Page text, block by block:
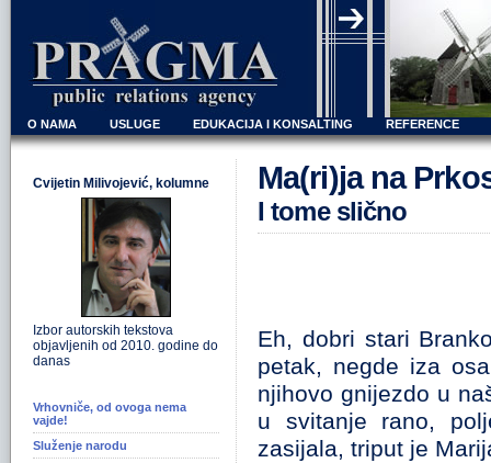
O NAMA USLUGE EDUKACIJA I KONSALTING REFERENCE
Cvijetin Milivojević, kolumne
Izbor autorskih tekstova
objavljenih od 2010. godine do
danas
Vrhovniče, od ovoga nema
vajde!
Služenje narodu
Ma(ri)ja na
I tome slično
Eh, dobri stari
petak, negde iza
njihovo gnijezdo u
u svitanje rano,
zasijala, triput je